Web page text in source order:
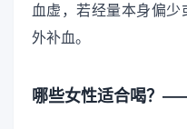
血虚，若经量本身偏
外补血。
哪些女性适合喝？